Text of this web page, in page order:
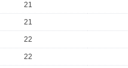
21
21
22
22